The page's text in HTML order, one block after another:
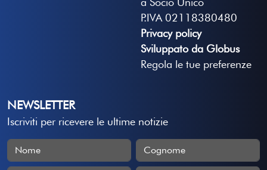
P.IVA 02118380480
Privacy policy
Sviluppato da Globus
Regola le tue preferenze
NEWSLETTER
Iscriviti per ricevere le ultime notizie